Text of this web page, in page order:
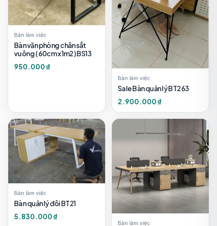
Bàn làm việc
Bàn văn phòng chân sắt
vuông ( 60cm x 1m2 ) BS13
950.000 ₫
Bàn làm việc
Sale Bàn quản lý BT263
2.900.000 ₫
Bàn làm việc
Bàn quản lý đôi BT21
5.830.000 ₫
Bàn làm việc